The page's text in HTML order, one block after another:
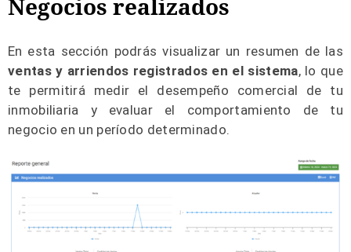
Negocios realizados
En esta sección podrás visualizar un resumen de las
ventas y arriendos registrados en el sistema, lo que
te permitirá medir el desempeño comercial de tu
inmobiliaria y evaluar el comportamiento de tu
negocio en un período determinado.